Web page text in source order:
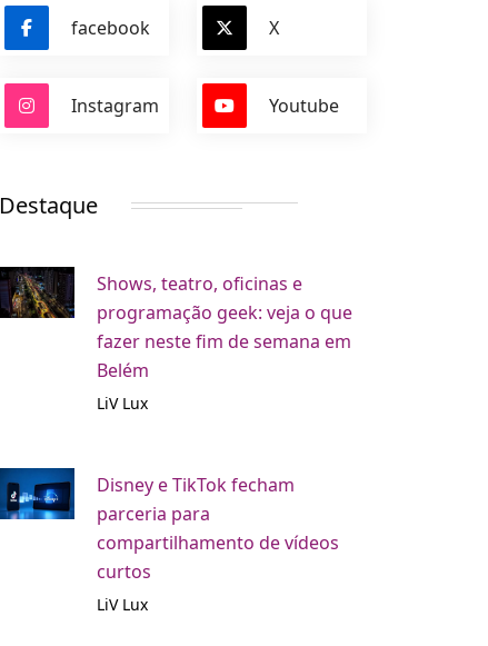
facebook X
Instagram Youtube
Destaque
Shows, teatro, oficinas e
programação geek: veja o que
fazer neste fim de semana em
Belém
LiV Lux
Disney e TikTok fecham
parceria para
compartilhamento de vídeos
curtos
LiV Lux